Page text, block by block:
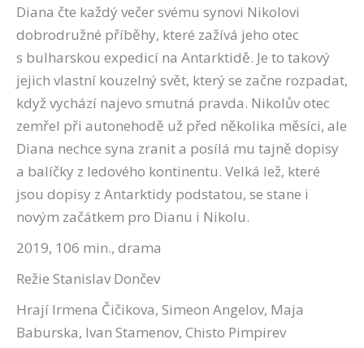
Diana čte každý večer svému synovi Nikolovi
dobrodružné příběhy, které zažívá jeho otec
s bulharskou expedicí na Antarktidě. Je to takový
jejich vlastní kouzelný svět, který se začne rozpadat,
když vychází najevo smutná pravda. Nikolův otec
zemřel při autonehodě už před několika měsíci, ale
Diana nechce syna zranit a posílá mu tajně dopisy
a balíčky z ledového kontinentu. Velká lež, které
jsou dopisy z Antarktidy podstatou, se stane i
novým začátkem pro Dianu i Nikolu.
2019, 106 min., drama
Režie Stanislav Dončev
Hrají Irmena Čičikova, Simeon Angelov, Maja
Baburska, Ivan Stamenov, Chisto Pimpirev